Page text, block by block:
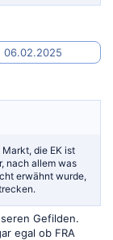
06.02.2025
die EK ist
nach allem was
erwähnt wurde,
Gefilden.
egal ob FRA